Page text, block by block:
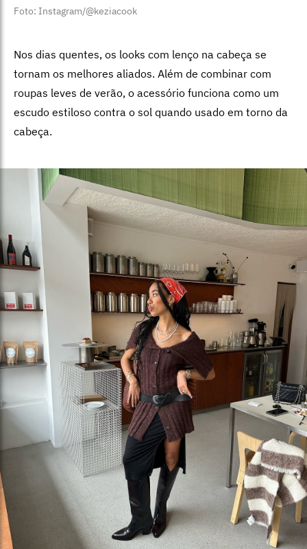
Foto: Instagram/@keziacook
Nos dias quentes, os looks com lenço na cabeça se
tornam os melhores aliados. Além de combinar com
roupas leves de verão, o acessório funciona como um
escudo estiloso contra o sol quando usado em torno da
cabeça.